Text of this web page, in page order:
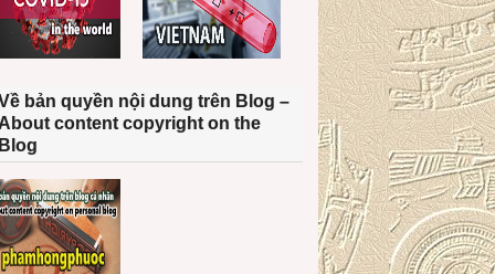
bản quyền nội dung trên Blog –
content copyright on the